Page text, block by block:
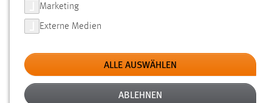
FILTER
Typ
Erstellungsdatum
Marketing
Externe Medien
ALLE AUSWÄHLEN
ABLEHNEN